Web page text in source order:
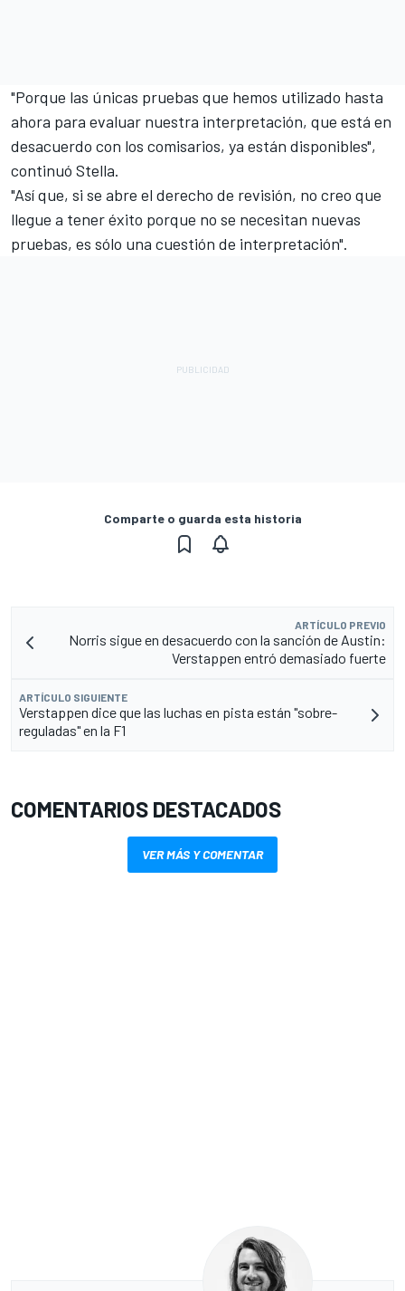
"Porque las únicas pruebas que hemos utilizado hasta
ahora para evaluar nuestra interpretación, que está en
desacuerdo con los comisarios, ya están disponibles",
continuó Stella.
"Así que, si se abre el derecho de revisión, no creo que
llegue a tener éxito porque no se necesitan nuevas
pruebas, es sólo una cuestión de interpretación".
Comparte o guarda esta historia
ARTÍCULO PREVIO
Norris sigue en desacuerdo con la sanción de Austin:
Verstappen entró demasiado fuerte
ARTÍCULO SIGUIENTE
Verstappen dice que las luchas en pista están "sobre-
reguladas" en la F1
COMENTARIOS DESTACADOS
VER MÁS Y COMENTAR